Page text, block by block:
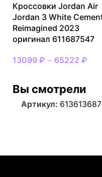
Кроссовки Jordan Air
Jordan 3 White
Reimagined 2023
оригинал 611687547
13099 ₽ – 65222 ₽
Вы смотрели
Артикул: 613613687